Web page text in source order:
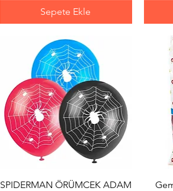
Sepete Ekle
Hızlı Bakış
SPIDERMAN ÖRÜMCEK ADAM